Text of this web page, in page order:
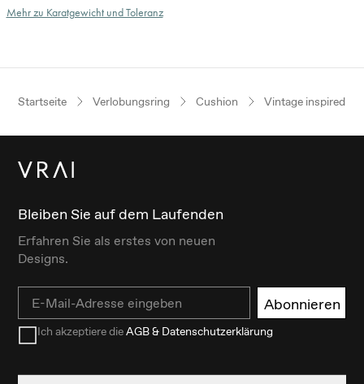
Mehr zu Karatgewicht und Toleranz
Startseite Verlobungsring Cushion Vintage inspired
Bleiben Sie auf dem Laufenden
Erfahren Sie als erstes von neuen
Designs.
Email Abonnieren
Ich akzeptiere dieAGB & Datenschutzerklärung